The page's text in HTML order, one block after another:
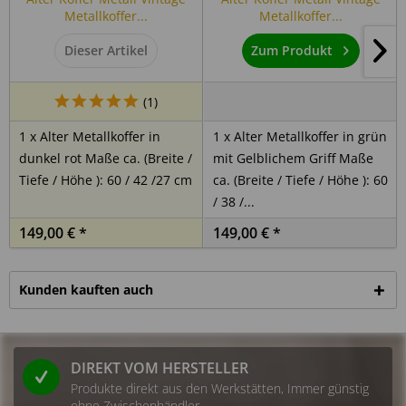
Rurstraße 14
Deutschland
E-Mail: service@indoortrend.com
Sicherheitshinweis:
1. Bestimmungsgemäße Verwendung
Dieses Produkt ist ausschließlich für den privaten Gebrauch
in Innenräumen vorgesehen. Eine Nutzung im
Außenbereich oder im gewerblichen Umfeld ist nicht
vorgesehen. Eine andere als die bestimmungsgemäße
Verwendung gilt als nicht vorhersehbar.
2. Prüfung vor Nutzung
Metallkoffer...
Metallkoffer...
Dieser Artikel
Zum Produkt
(1)
1 x Alter Metallkoffer in
dunkel rot Maße ca. (Breite /
Tiefe / Höhe ): 60 / 42 /27 cm
1 x Alter Metallkoffer in grün
mit Gelblichem Griff Maße
ca. (Breite / Tiefe / Höhe ): 60
/ 38 /...
149,00 € * 149,00 € *
Kunden kauften auch
DIREKT VOM HERSTELLER
Produkte direkt aus den Werkstätten, Immer günstig